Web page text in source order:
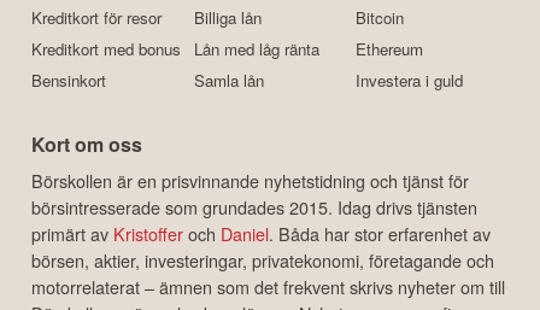
Kreditkort för resor
Kreditkort med bonus
Bensinkort
Billiga lån
Lån med låg ränta
Samla lån
Bitcoin
Ethereum
Investera i guld
Kort om oss
Börskollen är en prisvinnande nyhetstidning och tjänst för
börsintresserade som grundades 2015. Idag drivs tjänsten
primärt av Kristofferoch Daniel. Båda har stor erfarenhet av
börsen, aktier, investeringar, privatekonomi, företagande och
motorrelaterat – ämnen som det frekvent skrivs nyheter om till